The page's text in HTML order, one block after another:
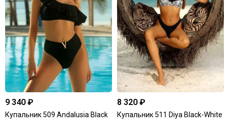
9 340 ₽
Купальник 509 Andalusia Black
8 320 ₽
Купальник 511 Diya Black-White